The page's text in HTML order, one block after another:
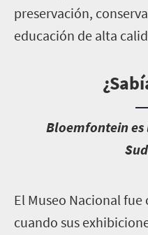
preservación,
educación de alta
Bloemfontein
El Museo Nacional
cuando sus